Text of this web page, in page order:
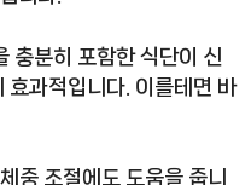
충분히 포함한 식단이 신
효과적입니다. 이를테면 바
중 조절에도 도움을 줍니